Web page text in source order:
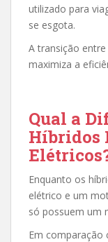
utilizado para
se esgota.
A transição
maximiza a
Qual a
Híbridos
Enquanto os
elétrico e um
só possuem um
Em comparação